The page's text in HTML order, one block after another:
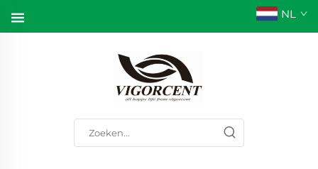
NL